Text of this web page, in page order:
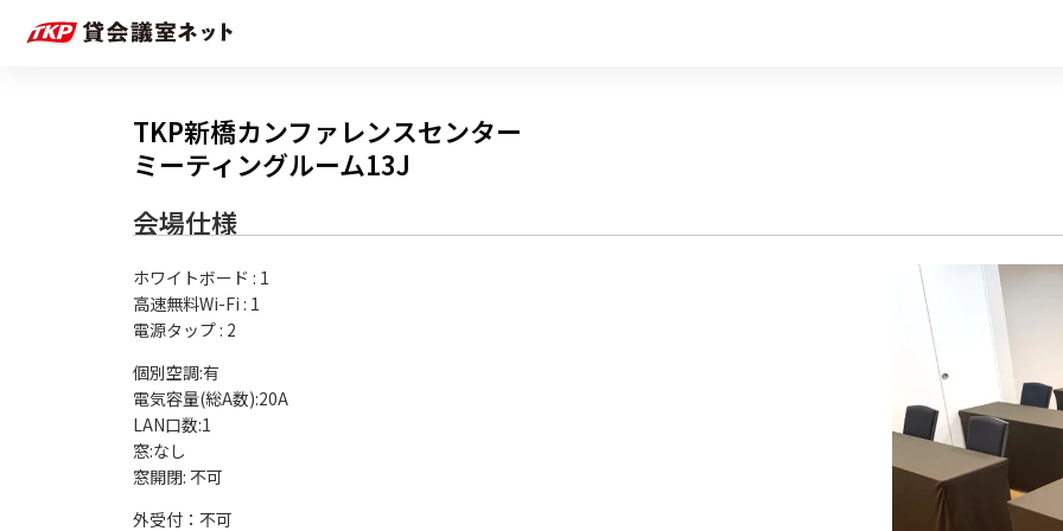
TKP新橋カンファレンスセンター
ミーティングルーム13J
会場仕様
ホワイトボード : 1
高速無料Wi-Fi : 1
電源タップ : 2
個別空調:有
電気容量(総A数):20A
LAN口数:1
窓:なし
外受付：不可